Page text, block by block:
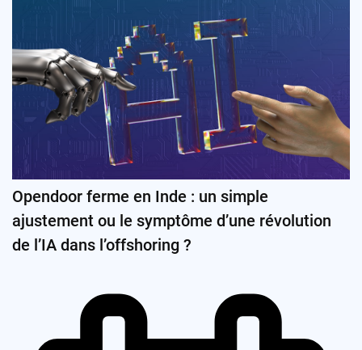
Opendoor ferme en Inde : un simple
ajustement ou le symptôme d’une révolution
de l’IA dans l’offshoring ?